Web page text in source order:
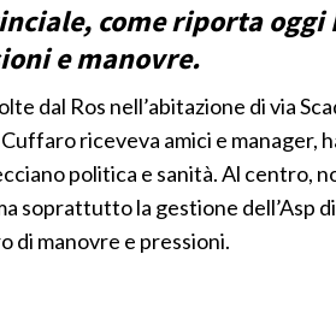
come riporta
e manovre.
dal Ros nell’abitazione di via
riceveva amici e manager,
politica e sanità. Al centro,
soprattutto la gestione dell’Asp
di manovre e pressioni.